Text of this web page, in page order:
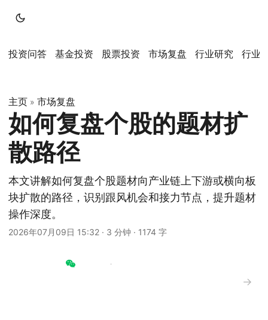
投资问答 基金投资 股票投资 市场复盘 行业研究 行业
主页 » 市场复盘
如何复盘个股的题材扩
散路径
本文讲解如何复盘个股题材向产业链上下游或横向板
块扩散的路径，识别跟风机会和接力节点，提升题材
操作深度。
2026年07月09日 15:32 · 3 分钟 · 1174 字
→